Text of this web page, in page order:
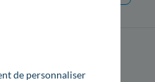
de personnaliser